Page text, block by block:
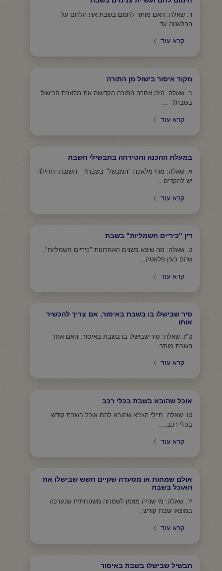
ד. שאלה: האם מותר לחמם בשבת את הלחם על
הפלאטה עד...
קרא עוד
מקור איסור בישול מן התורה
ב. שאלה: היכן אסרה התורה הקדושה את מלאכת הבישול
בשבת? ...
קרא עוד
במעלת ההכנה והטירחה בתבשילי השבת
א. שאלה: מהי מלאכת "המבשל" בשבת? תשובה: תחילה
יש להקדים...
קרא עוד
דין "כיריים חשמליות" בשבת
ט. שאלה: מה שיצא בשנים האחרונות "כיריים חשמליות",
שהם כעין פלאטה...
קרא עוד
סיר שבישלו בו בשבת באיסור, אם צריך להכשיר
אותו
ט"ז. שאלה: סיר שבישלו בו בשבת באיסור, האם אחר
השבת מותר...
קרא עוד
אוכל שהובא בשבת בכלי רכב
טו. שאלה: חיילי הצבא שהובא להם אוכל בשבת קודש
בכלי רכב,...
קרא עוד
אולם שמחות או מסעדה שקיים חשש שבישלו את
האוכל בשבת
יד. שאלה: מי שהיה מוזמן לשמחה משפחתית שנערכה
במוצאי שבת קודש...
קרא עוד
תבשיל שבישלו בשבת באיסור